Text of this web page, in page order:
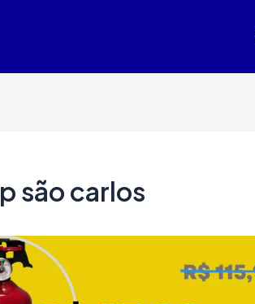
são carlos